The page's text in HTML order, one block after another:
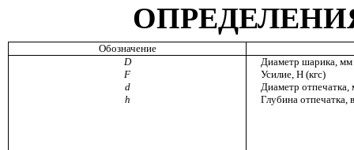
Обозначение
D
Диаметр шарика, мм
F
Усилие, Н (кгс)
d
Диаметр отпечатка,
h
Глубина отпечатка,